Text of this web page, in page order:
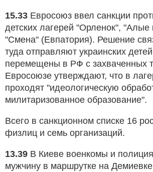
15.33 Евросоюз ввел санкции
детских лагерей "Орленок", "Алые
"Смена" (Евпатория). Решение
туда отправляют украинских
перемещены в РФ с захваченных
Евросоюзе утверждают, что в
проходят "идеологическую
милитаризованное образование".
Всего в санкционном списке 16
физлиц и семь организаций.
13.39 В Киеве военкомы и
мужчину в маршрутке на